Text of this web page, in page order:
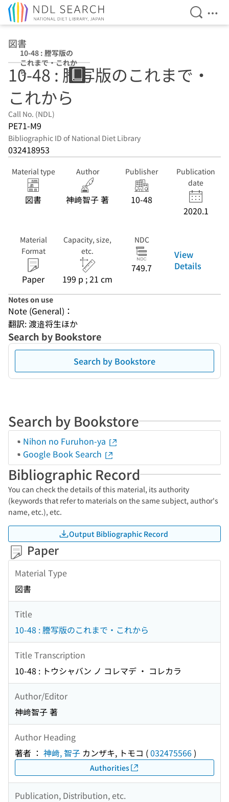
Open
図書
10-48 : 謄写版の
これまで・これか
ら
10-48 : 謄写版のこれまで・
これから
Call No. (NDL)
PE71-M9
Bibliographic ID of National Diet Library
032418953
Material type
図書
Author
神﨑智子 著
Publisher
10-48
Publication
date
2020.1
Material
Format
Paper
Capacity, size,
etc.
199 p ; 21 cm
NDC
749.7
View
Details
Notes on use
Note (General)：
翻訳: 渡邉将生ほか
Search by Bookstore
Search by Bookstore
Search by Bookstore
Nihon no Furuhon-ya
Google Book Search
Bibliographic Record
You can check the details of this material, its authority
(keywords that refer to materials on the same subject, author's
name, etc.), etc.
Output Bibliographic Record
Paper
Material Type
図書
Title
10-48 : 謄写版のこれまで・これから
Title Transcription
10-48 : トウシャバン ノ コレマデ ・ コレカラ
Author/Editor
神﨑智子 著
Author Heading
著者 ： 神﨑, 智子 カンザキ, トモコ (032475566)
Authorities
Publication, Distribution, etc.